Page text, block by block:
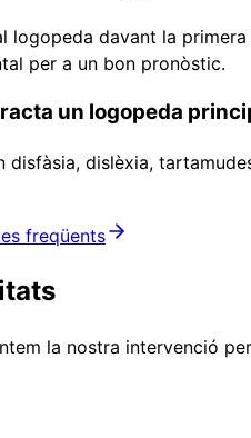
logopeda davant la
per a un bon pronòstic.
un logopeda
disfàsia, dislèxia,
freqüents
la nostra intervenció